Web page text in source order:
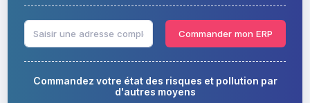
Commander mon ERP
Commandez votre état des risques et pollution par
d'autres moyens